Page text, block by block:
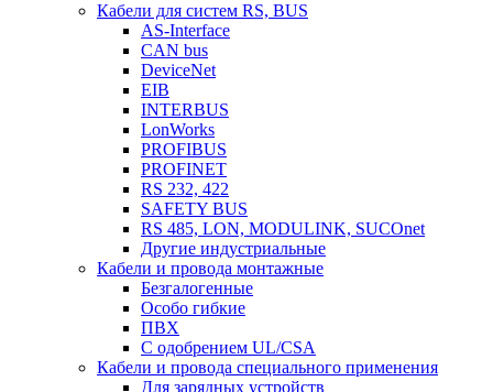
Кабели для систем RS, BUS
AS-Interface
CAN bus
DeviceNet
EIB
INTERBUS
LonWorks
PROFIBUS
PROFINET
RS 232, 422
SAFETY BUS
RS 485, LON, MODULINK, SUCOnet
Другие индустриальные
Кабели и провода монтажные
Безгалогенные
Особо гибкие
ПВХ
С одобрением UL/CSA
Кабели и провода специального применения
Для зарядных устройств